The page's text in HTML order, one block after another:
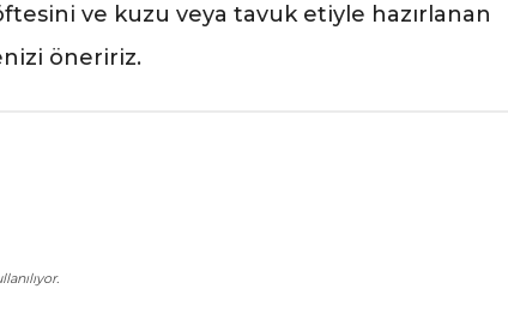
ve kuzu veya tavuk etiyle hazırlanan
öneririz.